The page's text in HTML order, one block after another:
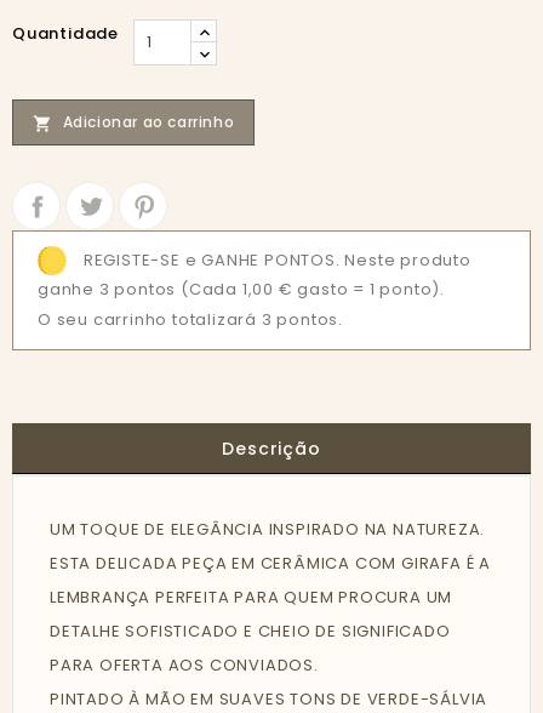
Quantidade
 Adicionar ao carrinho
REGISTE-SE e GANHE PONTOS. Neste produto
ganhe 3 pontos (Cada 1,00 € gasto = 1 ponto).
O seu carrinho totalizará 3 pontos.
Descrição
UM TOQUE DE ELEGÂNCIA INSPIRADO NA NATUREZA.
ESTA DELICADA PEÇA EM CERÂMICA COM GIRAFA É A
LEMBRANÇA PERFEITA PARA QUEM PROCURA UM
DETALHE SOFISTICADO E CHEIO DE SIGNIFICADO
PARA OFERTA AOS CONVIADOS.
PINTADO À MÃO EM SUAVES TONS DE VERDE-SÁLVIA